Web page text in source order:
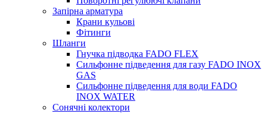
Запірна арматура
Крани кульові
Фітинги
Шланги
Гнучка підводка FADO FLEX
Сильфонне підведення для газу FADO INOX
GAS
Сильфонне підведення для води FADO
INOX WATER
Сонячні колектори